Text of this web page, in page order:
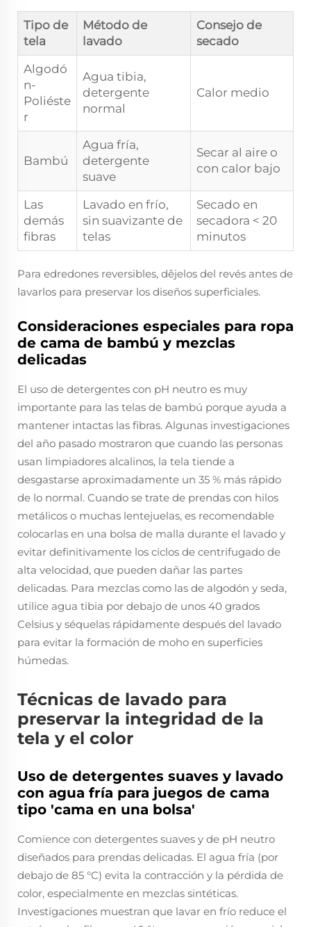
Tipo de
tela
Método de
lavado
Consejo de
secado
Algodó
n-
Poliéste
r
Agua tibia,
detergente
normal
Calor medio
Bambú
Agua fría,
detergente
suave
Secar al aire o
con calor bajo
Las
demás
fibras
Lavado en frío,
sin suavizante de
telas
Secado en
secadora < 20
minutos
Para edredones reversibles, dêjelos del revés antes de
lavarlos para preservar los diseños superficiales.
Consideraciones especiales para ropa
de cama de bambú y mezclas
delicadas
El uso de detergentes con pH neutro es muy
importante para las telas de bambú porque ayuda a
mantener intactas las fibras. Algunas investigaciones
del año pasado mostraron que cuando las personas
usan limpiadores alcalinos, la tela tiende a
desgastarse aproximadamente un 35 % más rápido
de lo normal. Cuando se trate de prendas con hilos
metálicos o muchas lentejuelas, es recomendable
colocarlas en una bolsa de malla durante el lavado y
evitar definitivamente los ciclos de centrifugado de
alta velocidad, que pueden dañar las partes
delicadas. Para mezclas como las de algodón y seda,
utilice agua tibia por debajo de unos 40 grados
Celsius y séquelas rápidamente después del lavado
para evitar la formación de moho en superficies
húmedas.
Técnicas de lavado para
preservar la integridad de la
tela y el color
Uso de detergentes suaves y lavado
con agua fría para juegos de cama
tipo 'cama en una bolsa'
Comience con detergentes suaves y de pH neutro
diseñados para prendas delicadas. El agua fría (por
debajo de 85 °C) evita la contracción y la pérdida de
color, especialmente en mezclas sintéticas.
Investigaciones muestran que lavar en frío reduce el